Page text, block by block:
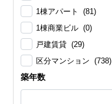
1棟アパート (81)
1棟商業ビル (0)
戸建賃貸 (29)
区分マンション (738)
築年数